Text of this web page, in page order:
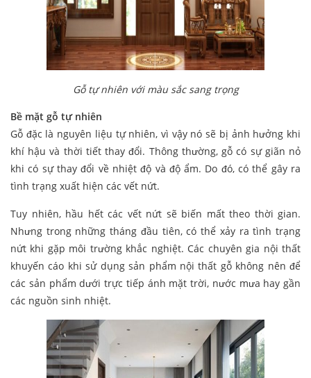
Gỗ tự nhiên với màu sắc sang trọng
Bề mặt gỗ tự nhiên
Gỗ đặc là nguyên liệu tự nhiên, vì vậy nó sẽ bị ảnh hưởng khi
khí hậu và thời tiết thay đổi. Thông thường, gỗ có sự giãn nỏ
khi có sự thay đổi về nhiệt độ và độ ẩm. Do đó, có thể gây ra
tình trạng xuất hiện các vết nứt.
Tuy nhiên, hầu hết các vết nứt sẽ biến mất theo thời gian.
Nhưng trong những tháng đầu tiên, có thể xảy ra tình trạng
nứt khi gặp môi trường khắc nghiệt. Các chuyên gia nội thất
khuyến cáo khi sử dụng sản phẩm nội thất gỗ không nên để
các sản phẩm dưới trực tiếp ánh mặt trời, nước mưa hay gần
các nguồn sinh nhiệt.